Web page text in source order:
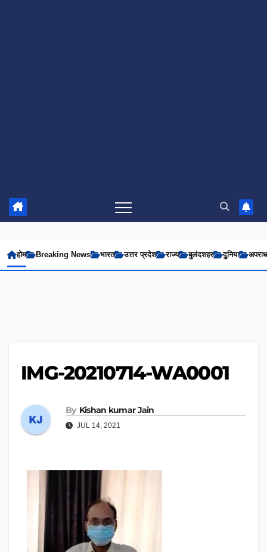
होम Breaking News भारत उत्तर प्रदेश राज्य बुलंदशहर दुनिया अपराध
IMG-20210714-WA0001
By Kishan kumar Jain
JUL 14, 2021